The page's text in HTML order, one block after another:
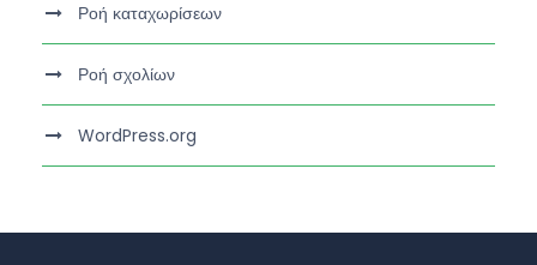
Ροή καταχωρίσεων
Ροή σχολίων
WordPress.org